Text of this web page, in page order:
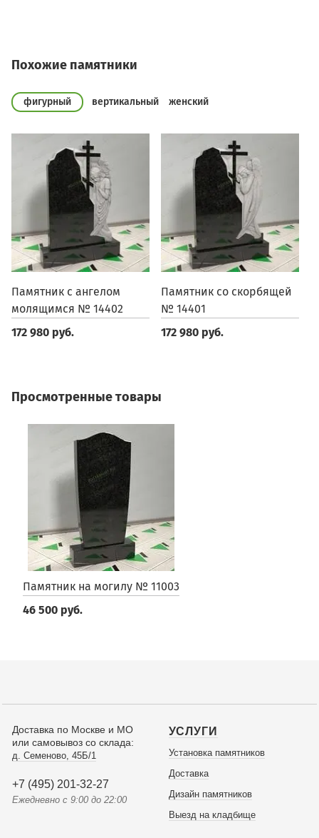
Похожие памятники
фигурный вертикальный женский
Памятник с ангелом
молящимся № 14402
172 980 руб.
Памятник со скорбящей
№ 14401
172 980 руб.
Просмотренные товары
Памятник на могилу № 11003
46 500 руб.
Доставка по Москве и МО
или самовывоз со склада:
д. Семеново, 45Б/1
+7 (495) 201-32-27
Ежедневно с 9:00 до 22:00
УСЛУГИ
Установка памятников
Доставка
Дизайн памятников
Выезд на кладбище